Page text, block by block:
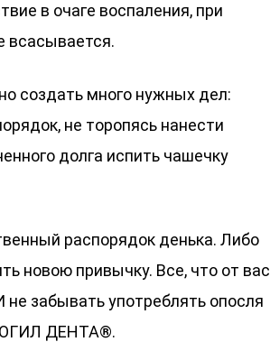
в очаге воспаления, при
всасывается.
создать много нужных дел:
не торопясь нанести
долга испить чашечку
распорядок денька. Либо
новою привычку. Все, что от вас
не забывать употреблять опосля
ДЕНТА®.